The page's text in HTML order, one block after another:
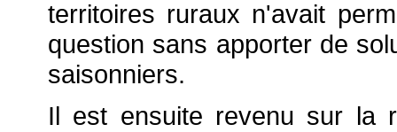
territoires ruraux n'avait
question sans apporter de
saisonniers.
Il est ensuite revenu sur la